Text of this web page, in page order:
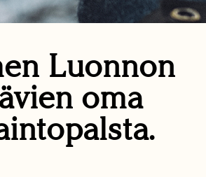
Luonnon
oma